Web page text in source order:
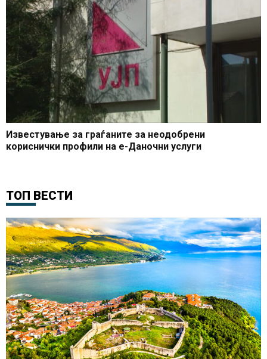
Известување за граѓаните за неодобрени
кориснички профили на е-Даночни услуги
ТОП ВЕСТИ